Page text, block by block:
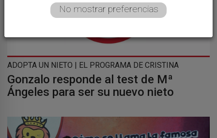
ADOPTA UN NIETO | EL PROGRAMA DE CRISTINA
Gonzalo responde al test de Mª
Ángeles para ser su nuevo nieto
No mostrar preferencias